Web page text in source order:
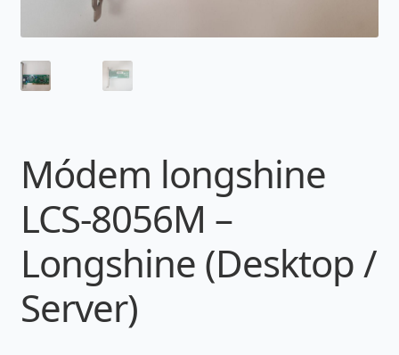
Módem longshine
LCS-8056M –
Longshine (Desktop /
Server)